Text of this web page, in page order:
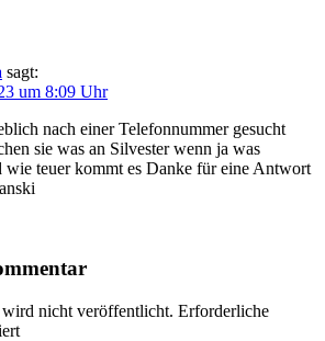
sagt:
um 8:09 Uhr
nach einer Telefonnummer gesucht
sie was an Silvester wenn ja was
wie teuer kommt es Danke für eine Antwort
nicht veröffentlicht. Erforderliche